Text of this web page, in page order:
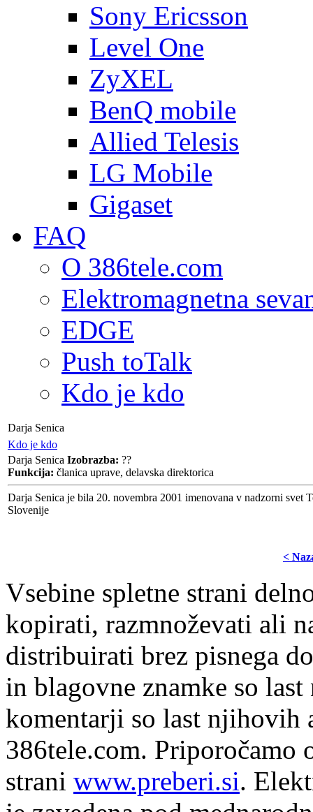
Sony Ericsson
Level One
ZyXEL
BenQ mobile
Allied Telesis
LG Mobile
Gigaset
FAQ
O 386tele.com
Elektromagnetna
EDGE
Push toTalk
Kdo je kdo
Darja Senica
Kdo je kdo
Darja Senica Izobrazba: ??
Funkcija: članica uprave, delavska direktorica
Darja Senica je bila 20. novembra 2001 imenovana v nadzorni svet
Slovenije
<
Vsebine spletne strani
kopirati, razmnoževati ali
distribuirati brez pisnega
in blagovne znamke so
komentarji so last njihovih
386tele.com. Priporočamo
strani www.preberi.si.